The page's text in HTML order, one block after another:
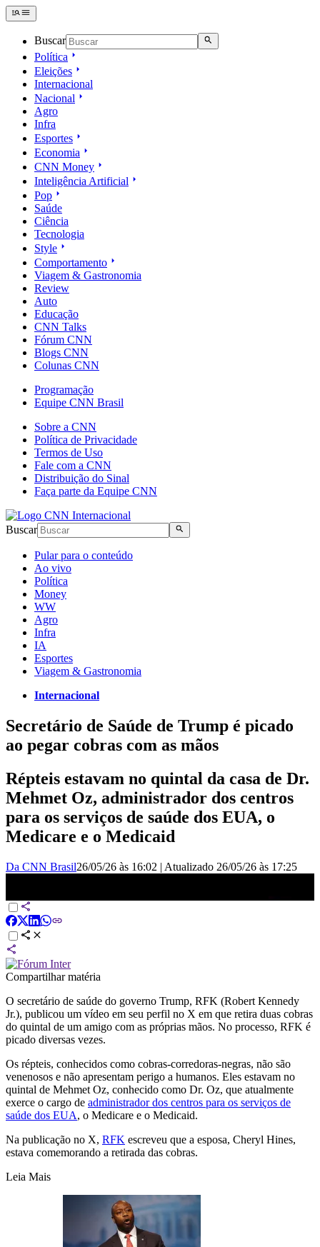
Buscar
Política
Eleições
Internacional
Nacional
Agro
Infra
Esportes
Economia
CNN Money
Inteligência Artificial
Pop
Saúde
Ciência
Tecnologia
Style
Comportamento
Viagem & Gastronomia
Review
Auto
Educação
CNN Talks
Fórum CNN
Blogs CNN
Colunas CNN
Programação
Equipe CNN Brasil
Sobre a CNN
Política de Privacidade
Termos de Uso
Fale com a CNN
Distribuição do Sinal
Faça parte da Equipe CNN
Buscar
Pular para o conteúdo
Ao vivo
Política
Money
WW
Agro
Infra
IA
Esportes
Viagem & Gastronomia
Internacional
Secretário de Saúde de Trump é picado
ao pegar cobras com as mãos
Répteis estavam no quintal da casa de Dr.
Mehmet Oz, administrador dos centros
para os serviços de saúde dos EUA, o
Medicare e o Medicaid
Da CNN Brasil26/05/26 às 16:02 | Atualizado 26/05/26 às 17:25
Compartilhar matéria
O secretário de saúde do governo Trump, RFK (Robert Kennedy
Jr.), publicou um vídeo em seu perfil no X em que retira duas cobras
do quintal de um amigo com as próprias mãos. No processo, RFK é
picado diversas vezes.
Os répteis, conhecidos como cobras-corredoras-negras, não são
venenosos e não apresentam perigo a humanos. Eles estavam no
quintal de Mehmet Oz, conhecido como Dr. Oz, que atualmente
exerce o cargo de administrador dos centros para os serviços de
saúde dos EUA, o Medicare e o Medicaid.
Na publicação no X, RFK escreveu que a esposa, Cheryl Hines,
estava comemorando a retirada das cobras.
Leia Mais